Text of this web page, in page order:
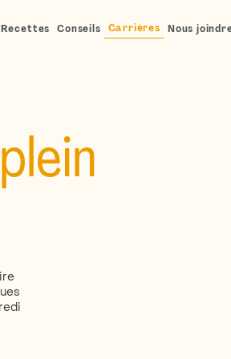
Recettes Conseils Carrières Nous